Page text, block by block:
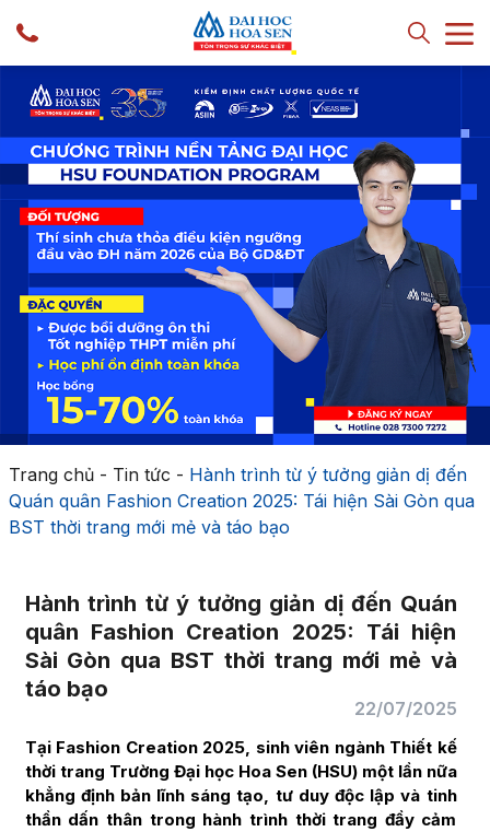
Trang chủ- Tin tức - Hành trình từ ý tưởng giản dị đến
Quán quân Fashion Creation 2025: Tái hiện Sài Gòn qua
BST thời trang mới mẻ và táo bạo
Hành trình từ ý tưởng giản dị đến Quán
quân Fashion Creation 2025: Tái hiện
Sài Gòn qua BST thời trang mới mẻ và
táo bạo
22/07/2025
Tại Fashion Creation 2025, sinh viên ngành Thiết kế
thời trang Trường Đại học Hoa Sen (HSU) một lần nữa
khẳng định bản lĩnh sáng tạo, tư duy độc lập và tinh
thần dấn thân trong hành trình thời trang đầy cảm